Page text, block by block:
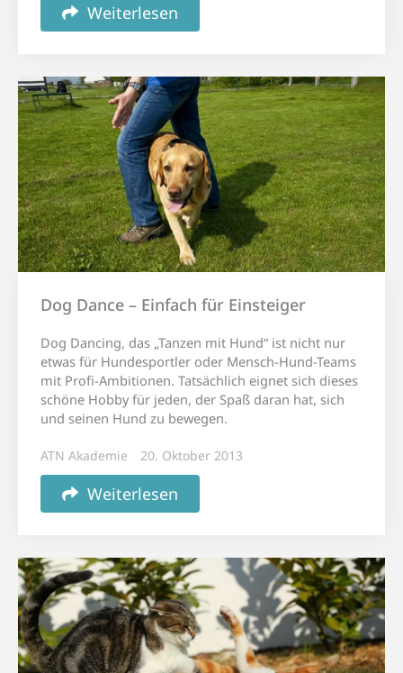
Weiterlesen
Dog Dance – Einfach für Einsteiger
Dog Dancing, das „Tanzen mit Hund“ ist nicht nur
etwas für Hundesportler oder Mensch-Hund-Teams
mit Profi-Ambitionen. Tatsächlich eignet sich dieses
schöne Hobby für jeden, der Spaß daran hat, sich
und seinen Hund zu bewegen.
ATN Akademie 20. Oktober 2013
Weiterlesen